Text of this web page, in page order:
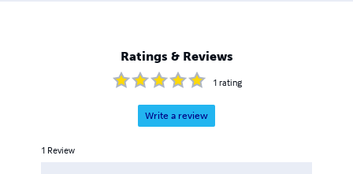
di vigilanza” e (con Maria Antonacci)
“LIBER@DOLESCENZA” Etc.,etc.,etc.,-
Ratings & Reviews
1 rating
Write a review
1 Review